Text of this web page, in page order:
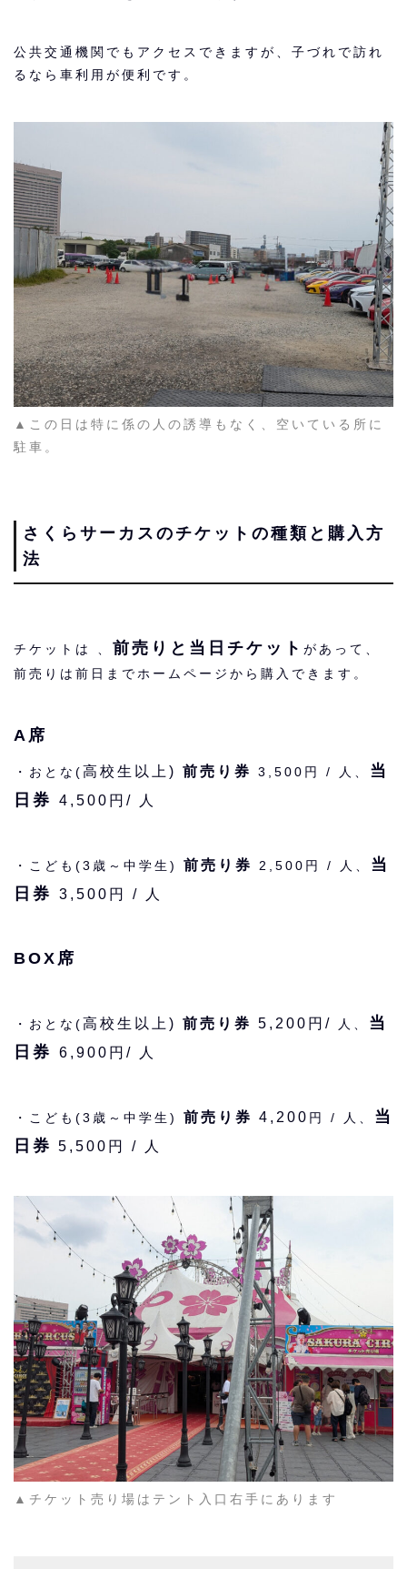
公共交通機関でもアクセスできますが、子づれで訪れ
るなら車利用が便利です。
▲この日は特に係の人の誘導もなく、空いている所に
駐車。
さくらサーカスのチケットの種類と購入方
法
チケットは 、 前売りと当日チケット があって、
前売りは前日までホームページから購入できます。
A席
・おとな(高校生以上) 前売り券 3,500円 / 人、 当
日券 4,500円/ 人
・こども(3歳～中学生) 前売り券 2,500円 / 人、 当
日券 3,500円 / 人
BOX席
・おとな(高校生以上) 前売り券 5,200円/ 人、 当
日券 6,900円/ 人
・こども(3歳～中学生) 前売り券 4,200 円 / 人、 当
日券 5,500円 / 人
▲チケット売り場はテント入口右手にあります